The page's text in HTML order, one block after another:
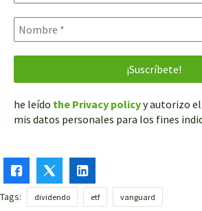
he leído the Privacy policyy autorizo
mis datos personales para los fines
Tags: dividendo etf vanguard